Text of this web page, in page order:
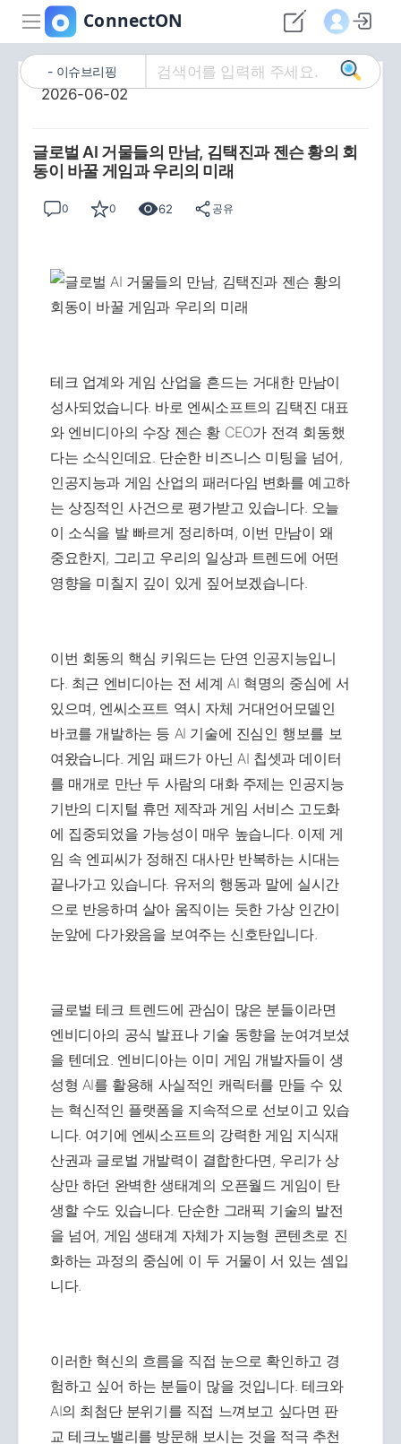
이슈브리핑
2026-06-02
글로벌 AI 거물들의 만남, 김택진과 젠슨 황의 회
동이 바꿀 게임과 우리의 미래
0 0 62 공유
테크 업계와 게임 산업을 흔드는 거대한 만남이
성사되었습니다. 바로 엔씨소프트의 김택진 대표
와 엔비디아의 수장 젠슨 황 CEO가 전격 회동했
다는 소식인데요. 단순한 비즈니스 미팅을 넘어,
인공지능과 게임 산업의 패러다임 변화를 예고하
는 상징적인 사건으로 평가받고 있습니다. 오늘
이 소식을 발 빠르게 정리하며, 이번 만남이 왜
중요한지, 그리고 우리의 일상과 트렌드에 어떤
영향을 미칠지 깊이 있게 짚어보겠습니다.
이번 회동의 핵심 키워드는 단연 인공지능입니
다. 최근 엔비디아는 전 세계 AI 혁명의 중심에 서
있으며, 엔씨소프트 역시 자체 거대언어모델인
바코를 개발하는 등 AI 기술에 진심인 행보를 보
여왔습니다. 게임 패드가 아닌 AI 칩셋과 데이터
를 매개로 만난 두 사람의 대화 주제는 인공지능
기반의 디지털 휴먼 제작과 게임 서비스 고도화
에 집중되었을 가능성이 매우 높습니다. 이제 게
임 속 엔피씨가 정해진 대사만 반복하는 시대는
끝나가고 있습니다. 유저의 행동과 말에 실시간
으로 반응하며 살아 움직이는 듯한 가상 인간이
눈앞에 다가왔음을 보여주는 신호탄입니다.
글로벌 테크 트렌드에 관심이 많은 분들이라면
엔비디아의 공식 발표나 기술 동향을 눈여겨보셨
을 텐데요. 엔비디아는 이미 게임 개발자들이 생
성형 AI를 활용해 사실적인 캐릭터를 만들 수 있
는 혁신적인 플랫폼을 지속적으로 선보이고 있습
니다. 여기에 엔씨소프트의 강력한 게임 지식재
산권과 글로벌 개발력이 결합한다면, 우리가 상
상만 하던 완벽한 생태계의 오픈월드 게임이 탄
생할 수도 있습니다. 단순한 그래픽 기술의 발전
을 넘어, 게임 생태계 자체가 지능형 콘텐츠로 진
화하는 과정의 중심에 이 두 거물이 서 있는 셈입
니다.
이러한 혁신의 흐름을 직접 눈으로 확인하고 경
험하고 싶어 하는 분들이 많을 것입니다. 테크와
AI의 최첨단 분위기를 직접 느껴보고 싶다면 판
교 테크노밸리를 방문해 보시는 것을 적극 추천